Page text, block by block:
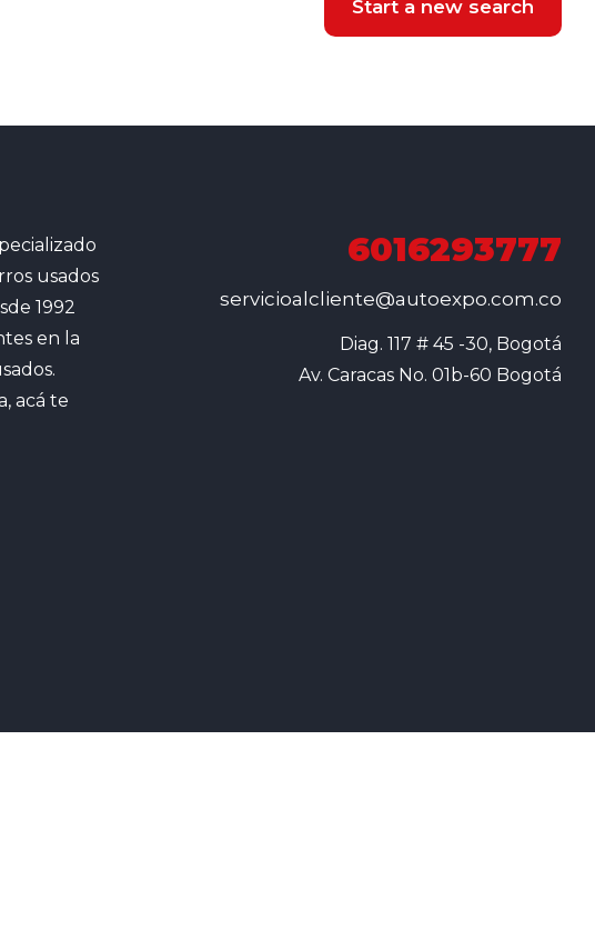
Start a new search
usados
1992
en la
acá te
6016293777
servicioalcliente@autoexpo.com.co
Diag. 117 # 45 -30, Bogotá
Av. Caracas No. 01b-60 Bogotá